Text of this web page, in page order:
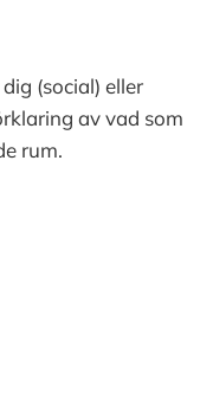
(social) eller
av vad som
rum.